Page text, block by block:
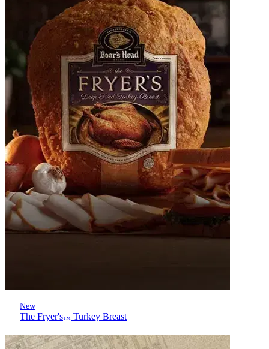
New
The Fryer's™ Turkey Breast